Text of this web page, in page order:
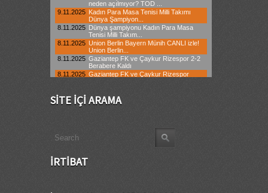
SITE İÇI ARAMA
İRTIBAT